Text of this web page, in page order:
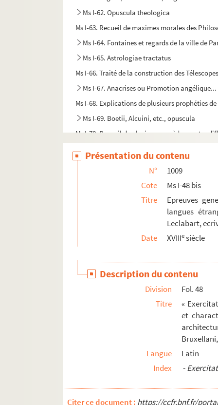
Ms I-62. Opuscula theologica
Ms I-63. Recueil de maximes morales des
Ms I-64. Fontaines et regards de la ville de
Ms I-65. Astrologiae tractatus
Ms I-66. Traité de la construction des
Ms I-67. Anacrises ou Promotion
Ms I-68. Explications de plusieurs prophéties
Ms I-69. Boetii, Alcuini, etc., opuscula
Ms I-70. Recueil de plusieurs remèdes contre
Ms I-72. Suplément à un Dictionnaire de
Présentation du contenu
N°
1009
Cote
Ms I-48 bis
Titre
Epreuves
langues
Leclabart,
Date
XVIIIesiècle
Description du contenu
Division
Fol. 48
Titre
«
et
Langue
Latin
Index
-
Citer ce document : https://ccfr.bnf.fr/